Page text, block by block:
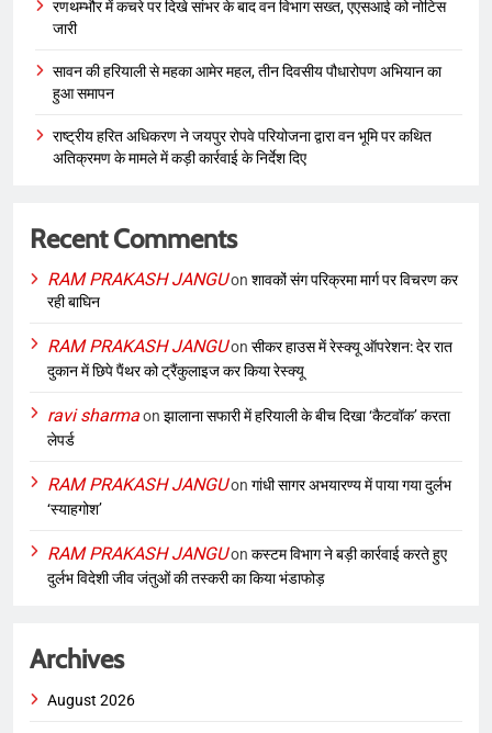
रणथम्भौर में कचरे पर दिखे सांभर के बाद वन विभाग सख्त, एएसआई को नोटिस
जारी
सावन की हरियाली से महका आमेर महल, तीन दिवसीय पौधारोपण अभियान का
हुआ समापन
राष्ट्रीय हरित अधिकरण ने जयपुर रोपवे परियोजना द्वारा वन भूमि पर कथित
अतिक्रमण के मामले में कड़ी कार्रवाई के निर्देश दिए
Recent Comments
RAM PRAKASH JANGUon शावकों संग परिक्रमा मार्ग पर विचरण कर
रही बाघिन
RAM PRAKASH JANGUon सीकर हाउस में रेस्क्यू ऑपरेशन: देर रात
दुकान में छिपे पैंथर को ट्रैंकुलाइज कर किया रेस्क्यू
ravi sharmaon झालाना सफारी में हरियाली के बीच दिखा ‘कैटवॉक’ करता
लेपर्ड
RAM PRAKASH JANGUon गांधी सागर अभयारण्य में पाया गया दुर्लभ
‘स्याहगोश’
RAM PRAKASH JANGUon कस्टम विभाग ने बड़ी कार्रवाई करते हुए
दुर्लभ विदेशी जीव जंतुओं की तस्करी का किया भंडाफोड़
Archives
August 2026